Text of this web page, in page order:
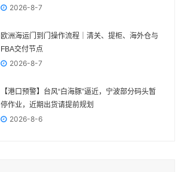
2026-8-7
欧洲海运门到门操作流程｜清关、提柜、海外仓与
FBA交付节点
2026-8-7
【港口预警】台风“白海豚”逼近，宁波部分码头暂
停作业，近期出货请提前规划
2026-8-6